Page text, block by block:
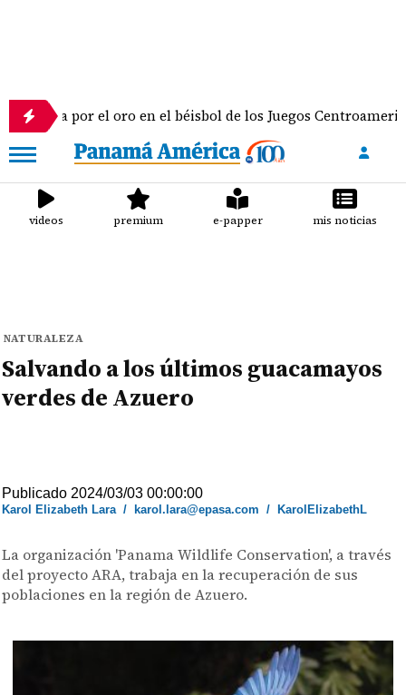
por el oro en el béisbol de los Juegos Centroamericanos
videos premium e-papper mis noticias
NATURALEZA
Salvando a los últimos guacamayos
verdes de Azuero
Publicado 2024/03/03 00:00:00
Karol Elizabeth Lara/ karol.lara@epasa.com / KarolElizabethL
La organización 'Panama Wildlife Conservation', a través
del proyecto ARA, trabaja en la recuperación de sus
poblaciones en la región de Azuero.